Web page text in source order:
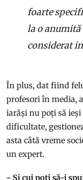
foarte
la o anumită
considerat
În plus, dat fiind
profesori în media,
iarăși nu poți să
dificultate,
asta câtă vreme
un expert.
- Și cui poți să-i